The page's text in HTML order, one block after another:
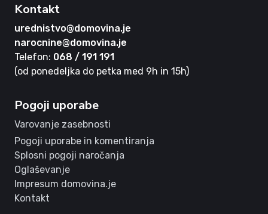
Kontakt
urednistvo@domovina.je
narocnine@domovina.je
Telefon: 068 / 191 191
(od ponedeljka do petka med 9h in 15h)
Pogoji uporabe
Varovanje zasebnosti
Pogoji uporabe in komentiranja
Splosni pogoji naročanja
Oglaševanje
Impresum domovina.je
Kontakt